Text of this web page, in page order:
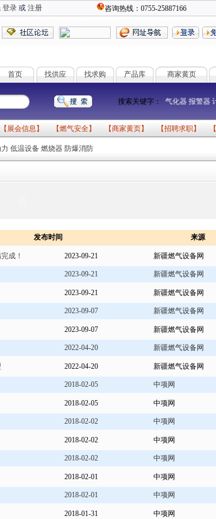
登录 或 注册 咨询热线：0755-25887166
首页 找供应 找求购 产品库 商家黄页
搜索关键字：
燃气设备 气化器 报警器
展会信息 】 【燃气安全】 【商家黄页】 【招聘求职】 【
低温设备 燃烧器 防爆消防
发布时间 来源
成！ 2023-09-21 新疆燃气设备网
2023-09-21 新疆燃气设备网
2023-09-21 新疆燃气设备网
2023-09-07 新疆燃气设备网
2023-09-07 新疆燃气设备网
2022-04-20 新疆燃气设备网
2022-04-20 新疆燃气设备网
2018-02-05 中项网
2018-02-05 中项网
2018-02-02 中项网
2018-02-02 中项网
2018-02-02 中项网
2018-02-01 中项网
2018-02-01 中项网
2018-01-31 中项网